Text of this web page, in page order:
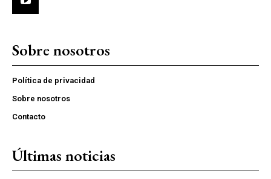
Sobre nosotros
Política de privacidad
Sobre nosotros
Contacto
Últimas noticias